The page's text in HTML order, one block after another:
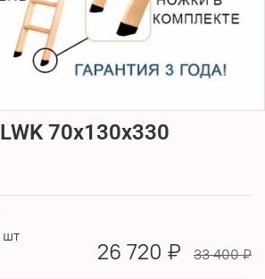
шт
70х130х330
26 720 ₽ 33 400 ₽